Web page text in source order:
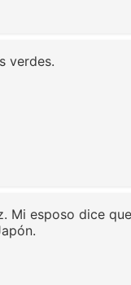
verdes.
Mi esposo dice